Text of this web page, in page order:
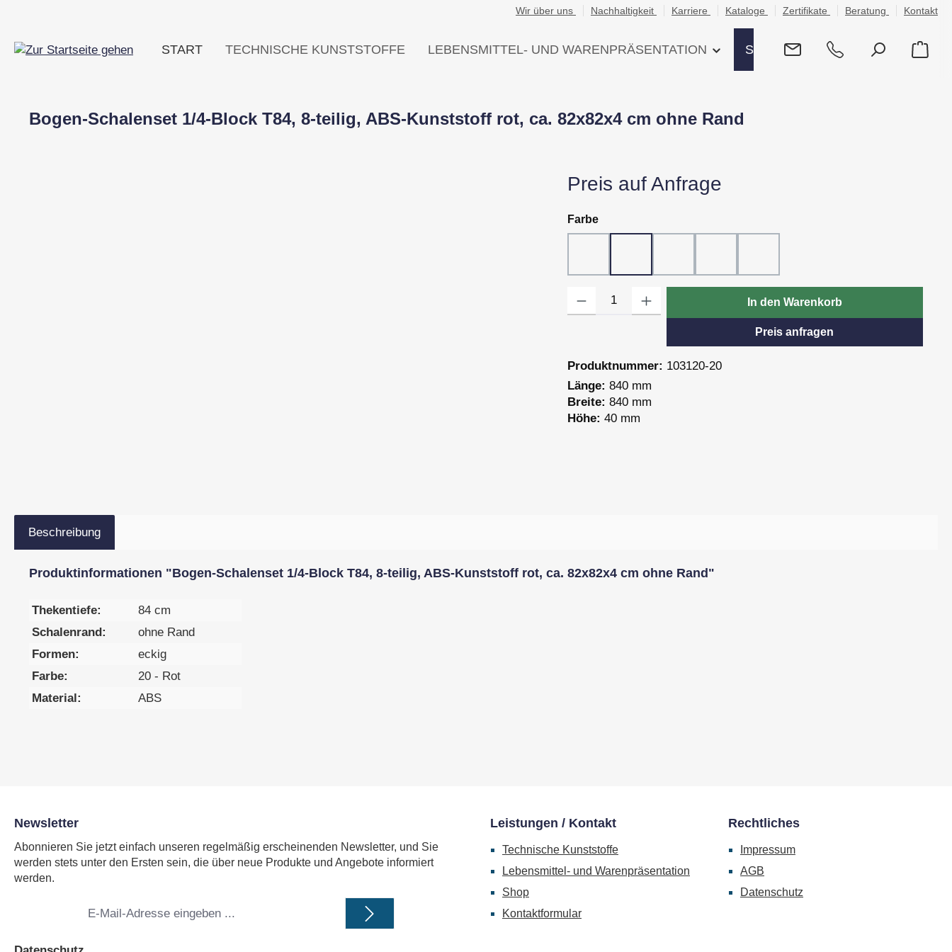
Wir über uns Nachhaltigkeit Karriere Kataloge Zertifikate Beratung Kontakt
START TECHNISCHE KUNSTSTOFFE LEBENSMITTEL- UND WARENPRÄSENTATION SHOP
Bogen-Schalenset 1/4-Block T84, 8-teilig, ABS-Kunststoff rot, ca. 82x82x4 cm ohne Rand
Preis auf Anfrage
Farbeauswählen
In den Warenkorb
Preis anfragen
Produktnummer: 103120-20
Länge: 840 mm
Breite: 840 mm
Höhe: 40 mm
Beschreibung
Produktinformationen "Bogen-Schalenset 1/4-Block T84, 8-teilig, ABS-Kunststoff rot, ca. 82x82x4 cm ohne Rand"
Thekentiefe:
84 cm
Schalenrand:
ohne Rand
Formen:
eckig
Farbe:
20 - Rot
Material:
ABS
Newsletter
Abonnieren Sie jetzt einfach unseren regelmäßig erscheinenden Newsletter, und Sie
werden stets unter den Ersten sein, die über neue Produkte und Angebote informiert
werden.
Mail-
Leistungen / Kontakt
Technische Kunststoffe
Lebensmittel- und Warenpräsentation
Shop
Kontaktformular
Rechtliches
Impressum
AGB
Datenschutz